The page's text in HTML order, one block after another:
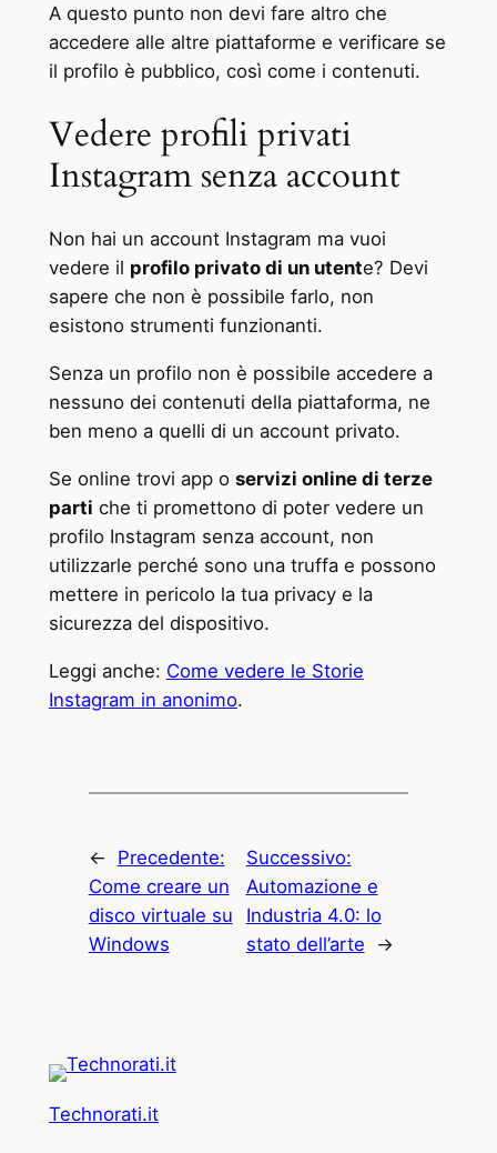
A questo punto non devi fare altro che
accedere alle altre piattaforme e verificare se
il profilo è pubblico, così come i contenuti.
Vedere profili privati
Instagram senza account
Non hai un account Instagram ma vuoi
vedere il profilo privato di un utente? Devi
sapere che non è possibile farlo, non
esistono strumenti funzionanti.
Senza un profilo non è possibile accedere a
nessuno dei contenuti della piattaforma, ne
ben meno a quelli di un account privato.
Se online trovi app o servizi online di terze
parti che ti promettono di poter vedere un
profilo Instagram senza account, non
utilizzarle perché sono una truffa e possono
mettere in pericolo la tua privacy e la
sicurezza del dispositivo.
Leggi anche: Come vedere le Storie
Instagram in anonimo.
←
Precedente:
Come creare un
disco virtuale su
Windows
Successivo:
Automazione e
Industria 4.0: lo
stato dell’arte
→
Technorati.it